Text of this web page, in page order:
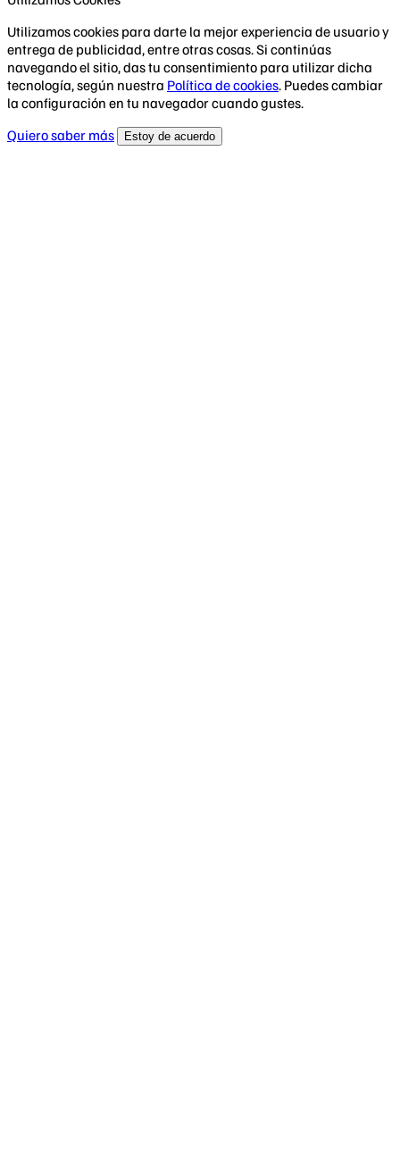
Utilizamos cookies para darte la mejor experiencia de usuario y
entrega de publicidad, entre otras cosas. Si continúas
navegando el sitio, das tu consentimiento para utilizar dicha
tecnología, según nuestra Política de cookies. Puedes cambiar
la configuración en tu navegador cuando gustes.
Quiero saber más
Estoy de acuerdo